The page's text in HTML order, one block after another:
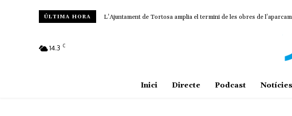
ÚLTIMA HORA L’Ajuntament de Tortosa amplia el termini de les obres de
Amposta recupera les Cases del Castell i culmina un projecte
14.3 C
Inici Directe Podcast Notícies